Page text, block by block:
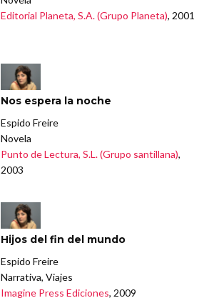
Editorial Planeta, S.A. (Grupo Planeta), 2001
Nos espera la noche
Espido Freire
Novela
Punto de Lectura, S.L. (Grupo santillana),
2003
Hijos del fin del mundo
Espido Freire
Narrativa, Viajes
Imagine Press Ediciones, 2009